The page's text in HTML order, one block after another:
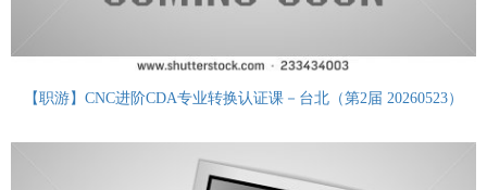
【职游】CNC进阶CDA专业转换认证课－台北（第2届 20260523）